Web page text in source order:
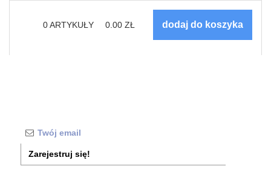
0ARTYKUŁY 0.00 ZŁ
Zarejestruj się!